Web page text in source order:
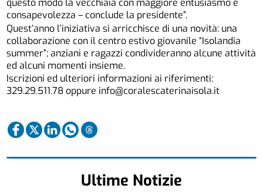
questo modo la vecchiaia con maggiore entusiasmo e
consapevolezza – conclude la presidente”.
Quest’anno l’iniziativa si arricchisce di una novità: una
collaborazione con il centro estivo giovanile “Isolandia
summer”; anziani e ragazzi condivideranno alcune attività
ed alcuni momenti insieme.
Iscrizioni ed ulteriori informazioni ai riferimenti:
329.29.511.78 oppure info@coralescaterinaisola.it
Ultime Notizie